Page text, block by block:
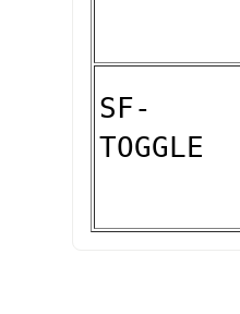
SF-
TOGGLE